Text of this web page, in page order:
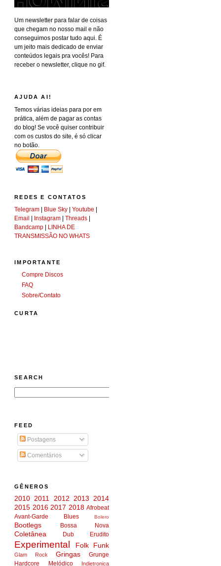
Um newsletter para falar de coisas
que chegam no nosso mail e não
conseguimos postar tudo aqui. É
um jeito mais dedicado de enviar
conteúdos legais pra vocês! Para
receber o newsletter, clique no gif.
AJUDA AI!
Temos várias ideias para por em
prática, além de pagar as contas
do blog! Se você quiser contribuir
com os custos do site, é só clicar
no botão.
REDES E CONTATOS
Telegram | Blue Sky |Youtube |
Email | Instagram |Threads |
Bandcamp | LINHA DE
TRANSMISSÃO NO WHATS
IMPORTANTE
Compre Discos
FAQ
Sobre/Contato
CURTA
SEARCH
FEED
Postagens
Comentários
GÊNEROS
2010 2011 2012 2013 2014
2015 2016 2017 2018 Afrobeat
Avant-Garde
Blues Bolero
Bootlegs Bossa Nova
Coletânea Dub Erudito
Experimental Folk Funk
Glam Rock Gringas
Grunge
Hardcore Melódico
Indietronica